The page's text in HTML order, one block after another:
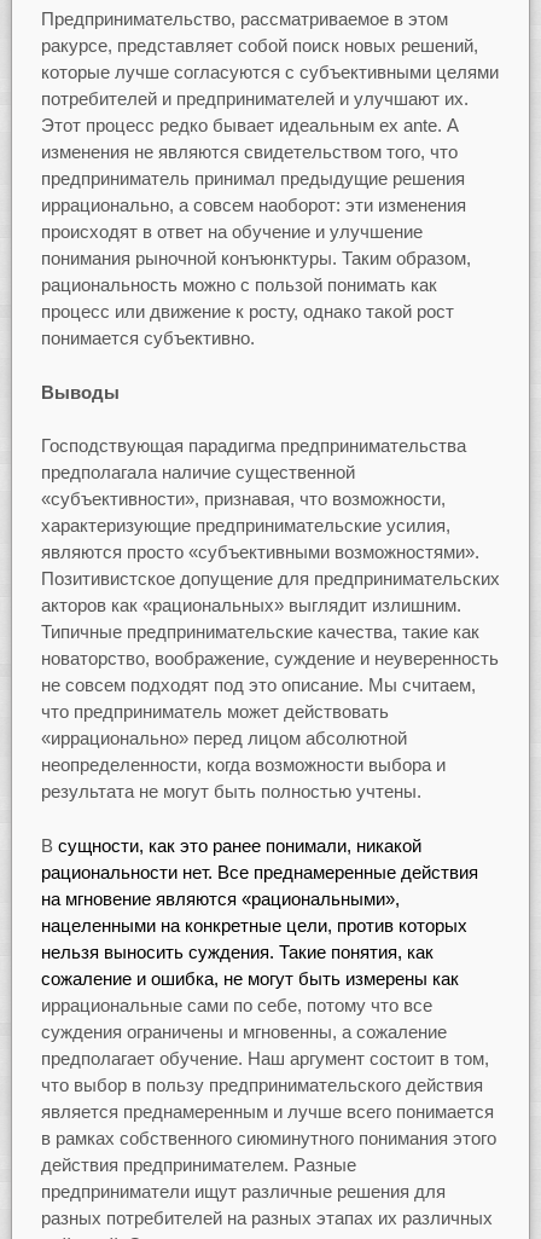
Предпринимательство, рассматриваемое в этом
ракурсе, представляет собой поиск новых решений,
которые лучше согласуются с субъективными целями
потребителей и предпринимателей и улучшают их.
Этот процесс редко бывает идеальным ex ante. А
изменения не являются свидетельством того, что
предприниматель принимал предыдущие решения
иррационально, а совсем наоборот: эти изменения
происходят в ответ на обучение и улучшение
понимания рыночной конъюнктуры. Таким образом,
рациональность можно с пользой понимать как
процесс или движение к росту, однако такой рост
понимается субъективно.
Выводы
Господствующая парадигма предпринимательства
предполагала наличие существенной
«субъективности», признавая, что возможности,
характеризующие предпринимательские усилия,
являются просто «субъективными возможностями».
Позитивистское допущение для предпринимательских
акторов как «рациональных» выглядит излишним.
Типичные предпринимательские качества, такие как
новаторство, воображение, суждение и неуверенность
не совсем подходят под это описание. Мы считаем,
что предприниматель может действовать
«иррационально» перед лицом абсолютной
неопределенности, когда возможности выбора и
результата не могут быть полностью учтены.
В сущности, как это ранее понимали, никакой
рациональности нет. Все преднамеренные действия
на мгновение являются «рациональными»,
нацеленными на конкретные цели, против которых
нельзя выносить суждения. Такие понятия, как
сожаление и ошибка, не могут быть измерены как
иррациональные сами по себе, потому что все
суждения ограничены и мгновенны, а сожаление
предполагает обучение. Наш аргумент состоит в том,
что выбор в пользу предпринимательского действия
является преднамеренным и лучше всего понимается
в рамках собственного сиюминутного понимания этого
действия предпринимателем. Разные
предприниматели ищут различные решения для
разных потребителей на разных этапах их различных